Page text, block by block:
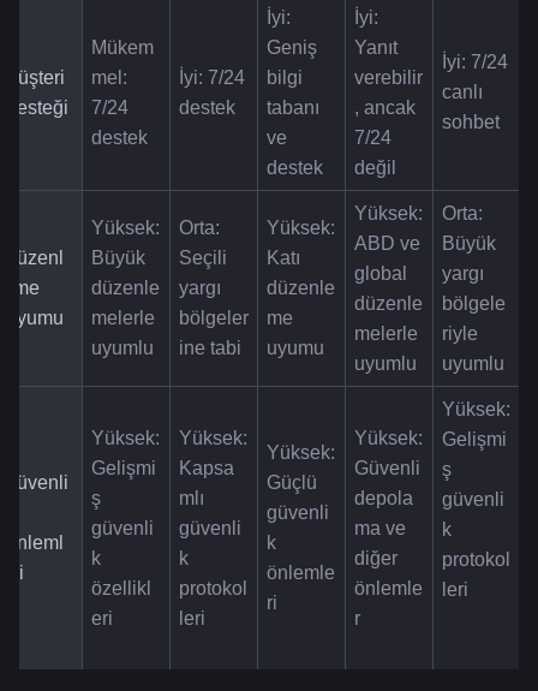
Müşteri
Desteği
Mükem
mel:
7/24
destek
İyi: 7/24
destek
İyi:
Geniş
bilgi
tabanı
ve
destek
İyi:
Yanıt
verebilir
, ancak
7/24
değil
İyi: 7/24
canlı
sohbet
Düzenl
eme
Uyumu
Yüksek:
Büyük
düzenle
melerle
uyumlu
Orta:
Seçili
yargı
bölgeler
ine tabi
Yüksek:
Katı
düzenle
me
uyumu
Yüksek:
ABD ve
global
düzenle
melerle
uyumlu
Orta:
Büyük
yargı
bölgele
riyle
uyumlu
Güvenli
Önleml
eri
Yüksek:
Gelişmi
ş
güvenli
k
özellikl
eri
Yüksek:
Kapsa
mlı
güvenli
k
protokol
leri
Yüksek:
Güçlü
güvenli
k
önlemle
ri
Yüksek:
Güvenli
depola
ma ve
diğer
önlemle
r
Yüksek:
Gelişmi
ş
güvenli
k
protokol
leri